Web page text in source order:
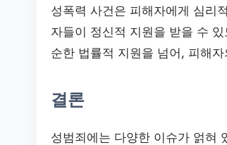
성폭력 사건은 피해자에게 심리
자들이 정신적 지원을 받을 수
순한 법률적 지원을 넘어, 피해
결론
성범죄에는 다양한 이슈가 얽혀